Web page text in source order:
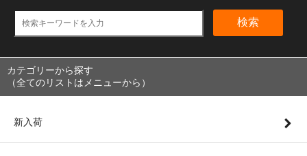
検索
カテゴリーから探す
（全てのリストはメニューから）
新入荷